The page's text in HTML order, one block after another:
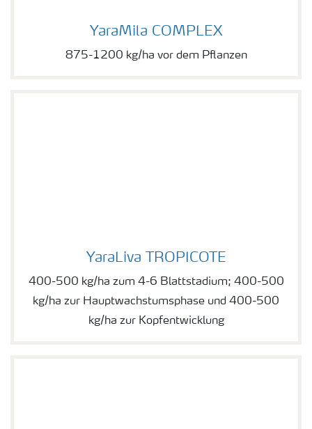
YaraMila COMPLEX
875-1200 kg/ha vor dem Pflanzen
YaraLiva TROPICOTE
400-500 kg/ha zum 4-6 Blattstadium; 400-500
kg/ha zur Hauptwachstumsphase und 400-500
kg/ha zur Kopfentwicklung